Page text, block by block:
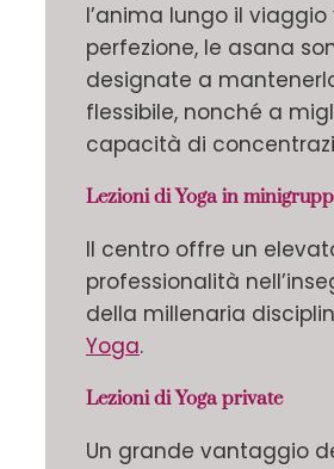
l’anima lungo il viaggio
perfezione, le asana
designate a
flessibile, nonché a
capacità di
Lezioni di Yoga in
Il centro offre un
professionalità
della millenaria
Yoga.
Lezioni di Yoga private
Un grande vantaggio